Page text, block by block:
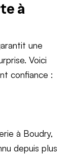
à
une
Voici
confiance :
à Boudry,
depuis plus